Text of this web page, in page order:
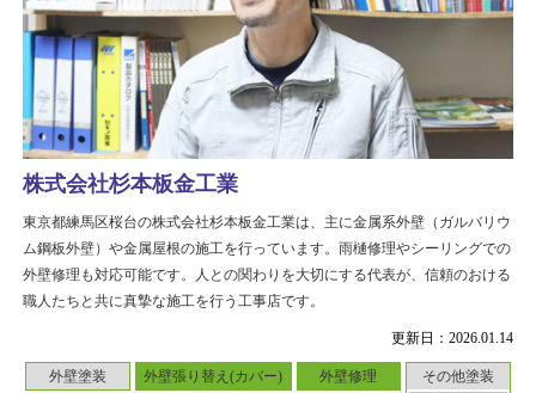
更新日：2026.01.14
外壁塗装 外壁張り替え(カバー) 外壁修理
その他塗装
株式会社杉本板金工業
東京都練馬区桜台の株式会社杉本板金工業は、主に金属系外壁（ガルバリウ
ム鋼板外壁）や金属屋根の施工を行っています。雨樋修理やシーリングでの
外壁修理も対応可能です。人との関わりを大切にする代表が、信頼のおける
職人たちと共に真摯な施工を行う工事店です。